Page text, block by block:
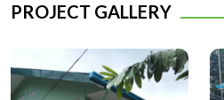
PROJECT GALLERY